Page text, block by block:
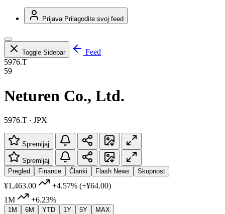
Prijava Prilagodite svoj feed
Toggle Sidebar
Feed
5976.T
59
Neturen Co., Ltd.
5976.T · JPX
Spremljaj
Spremljaj
Pregled
Finance Članki Flash News Skupnost
¥1,463.00 +4.57% (+¥64.00)
1M
+6.23%
1M 6M YTD 1Y 5Y MAX